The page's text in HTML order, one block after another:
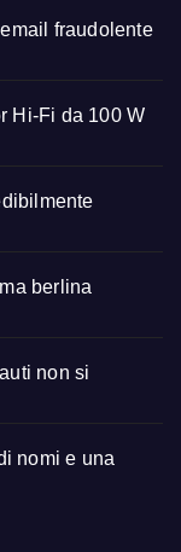
fraudolente
Hi-Fi da 100 W
berlina
non si
nomi e una